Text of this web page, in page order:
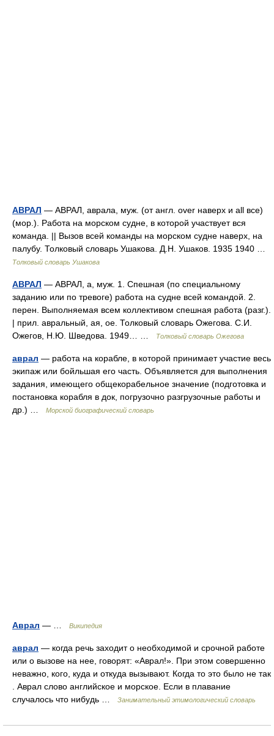
АВРАЛ — АВРАЛ, аврала, муж. (от англ. over наверх и all все)
(мор.). Работа на морском судне, в которой участвует вся
команда. || Вызов всей команды на морском судне наверх, на
палубу. Толковый словарь Ушакова. Д.Н. Ушаков. 1935 1940 …
Толковый словарь Ушакова
АВРАЛ — АВРАЛ, а, муж. 1. Спешная (по специальному
заданию или по тревоге) работа на судне всей командой. 2.
перен. Выполняемая всем коллективом спешная работа (разг.).
| прил. авральный, ая, ое. Толковый словарь Ожегова. С.И.
Ожегов, Н.Ю. Шведова. 1949… …
Толковый словарь Ожегова
аврал — работа на корабле, в которой принимает участие весь
экипаж или бойльшая его часть. Объявляется для выполнения
задания, имеющего общекорабельное значение (подготовка и
постановка корабля в док, погрузочно разгрузочные работы и
др.) …
Морской биографический словарь
Аврал — … Википедия
аврал — когда речь заходит о необходимой и срочной работе
или о вызове на нее, говорят: «Аврал!». При этом совершенно
неважно, кого, куда и откуда вызывают. Когда то это было не так
. Аврал слово английское и морское. Если в плавание
случалось что нибудь …
Занимательный этимологический словарь